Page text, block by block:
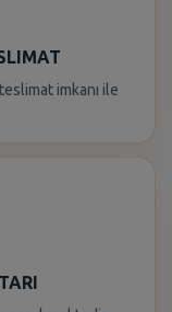
imkanı ile